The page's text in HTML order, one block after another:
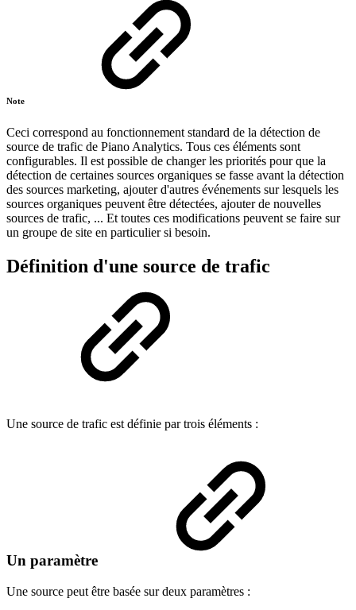
Note
Ceci correspond au fonctionnement standard de la détection de
source de trafic de Piano Analytics. Tous ces éléments sont
configurables. Il est possible de changer les priorités pour que la
détection de certaines sources organiques se fasse avant la détection
des sources marketing, ajouter d'autres événements sur lesquels les
sources organiques peuvent être détectées, ajouter de nouvelles
sources de trafic, ... Et toutes ces modifications peuvent se faire sur
un groupe de site en particulier si besoin.
Définition d'une source de trafic
Une source de trafic est définie par trois éléments :
Un paramètre
Une source peut être basée sur deux paramètres :